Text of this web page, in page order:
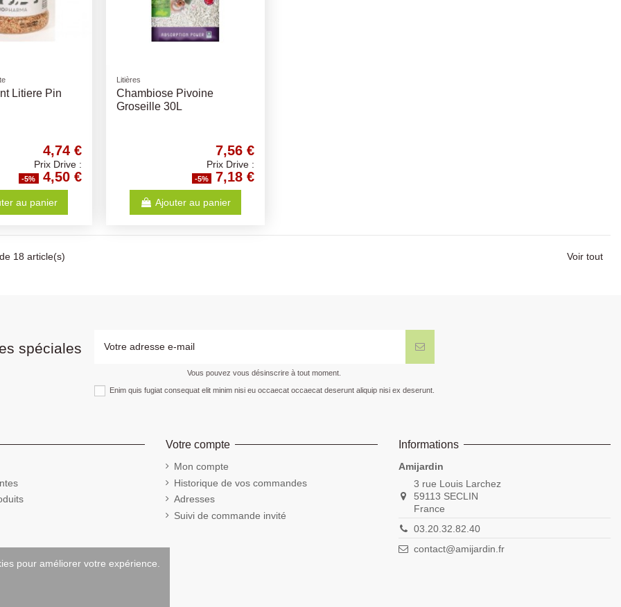
Litiere Pin
4,74 €
Prix Drive :
-5% 4,50 €
au panier
Litières
Chambiose Pivoine
Groseille 30L
7,56 €
Prix Drive :
-5% 7,18 €
Ajouter au panier
18 article(s) Voir tout
spéciales
Vous pouvez vous désinscrire à tout moment.
Enim quis fugiat consequat elit minim nisi eu occaecat occaecat deserunt aliquip nisi ex deserunt.
Votre compte
Mon compte
Historique de vos commandes
Adresses
Suivi de commande invité
Informations
Amijardin
3 rue Louis Larchez
59113 SECLIN
France
03.20.32.82.40
contact@amijardin.fr
pour améliorer votre expérience.